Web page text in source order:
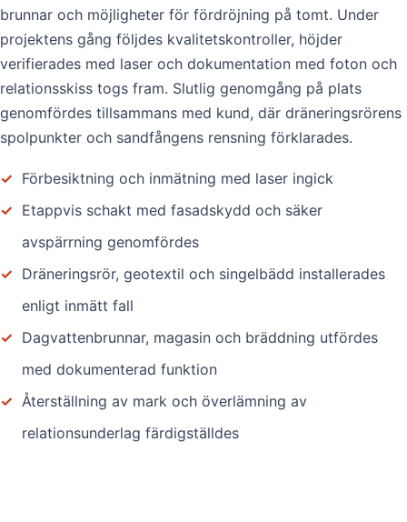
brunnar och möjligheter för fördröjning på tomt. Under
projektens gång följdes kvalitetskontroller, höjder
verifierades med laser och dokumentation med foton och
relationsskiss togs fram. Slutlig genomgång på plats
genomfördes tillsammans med kund, där dräneringsrörens
spolpunkter och sandfångens rensning förklarades.
✓ Förbesiktning och inmätning med laser ingick
✓ Etappvis schakt med fasadskydd och säker
avspärrning genomfördes
✓ Dräneringsrör, geotextil och singelbädd installerades
enligt inmätt fall
✓ Dagvattenbrunnar, magasin och bräddning utfördes
med dokumenterad funktion
✓ Återställning av mark och överlämning av
relationsunderlag färdigställdes